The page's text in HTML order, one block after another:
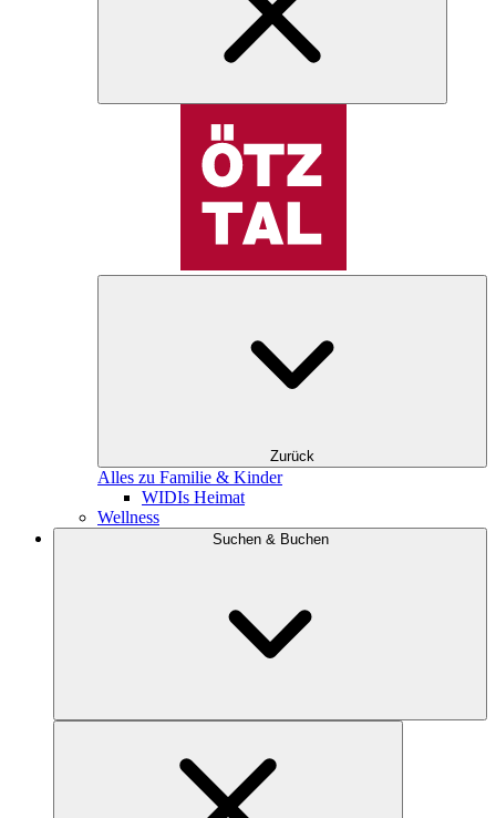
Zurück
Alles zu Familie & Kinder
WIDIs Heimat
Wellness
Suchen & Buchen